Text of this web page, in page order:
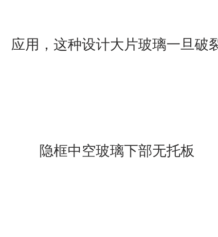
应用，这种设计大片玻璃一旦破
隐框中空玻璃下部无托板